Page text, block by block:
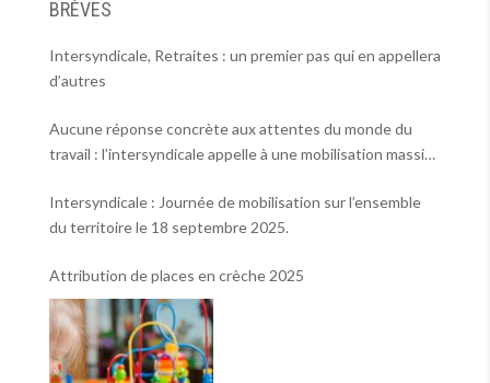
BRÈVES
Intersyndicale, Retraites : un premier pas qui en appellera
d’autres
Aucune réponse concrète aux attentes du monde du
travail : l’intersyndicale appelle à une mobilisation massive
Intersyndicale : Journée de mobilisation sur l’ensemble
du territoire le 18 septembre 2025.
Attribution de places en crèche 2025